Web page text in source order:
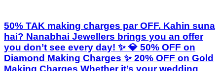
50% TAK making charges par OFF. Kahin suna
hai? Nanabhai Jewellers brings you an offer
you don’t see every day! ✨ 💎 50% OFF on
Diamond Making Charges ✨ 20% OFF on Gold
Making Charges Whether it’s your wedding